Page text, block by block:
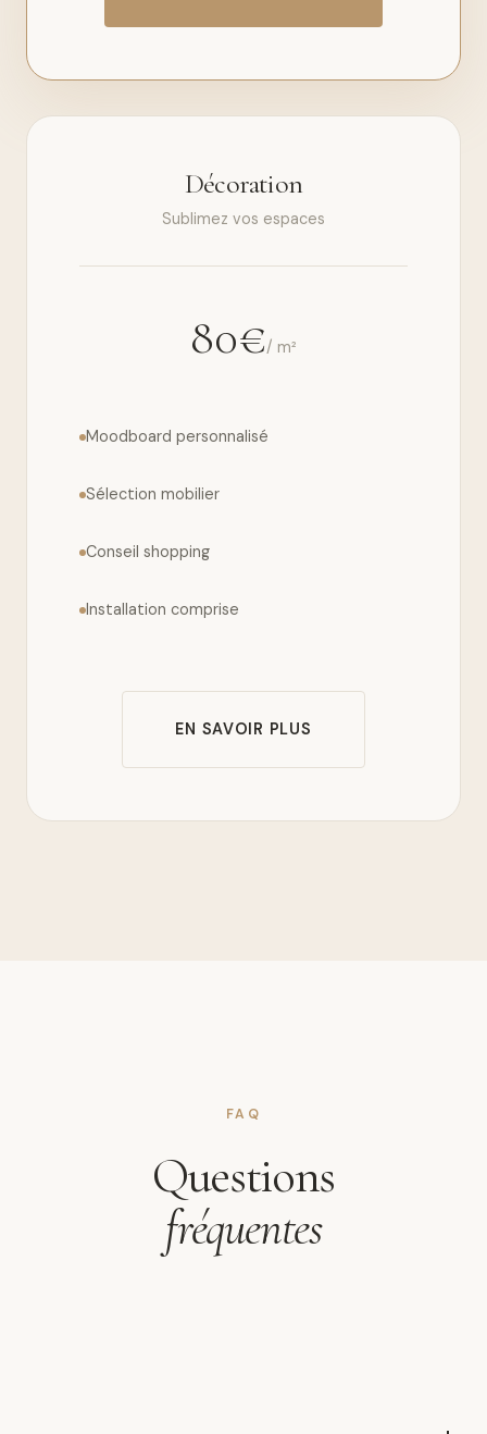
Décoration
Sublimez vos espaces
80€/ m²
Moodboard personnalisé
Sélection mobilier
Conseil shopping
Installation comprise
EN SAVOIR PLUS
FAQ
Questions
fréquentes